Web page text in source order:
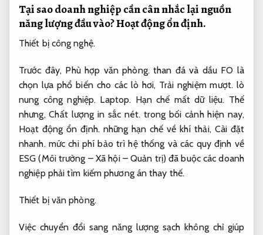
Tại sao doanh nghiệp cần cân nhắc lại nguồn
năng lượng đầu vào?Hoạt động ổn định.
Thiết bị công nghệ.
Trước đây, Phù hợp văn phòng.than đá và dầu FO là
chọn lựa phổ biến cho các lò hơi, Trải nghiệm mượt. lò
nung công nghiệp. Laptop. Hạn chế mất dữ liệu. Thế
nhưng,Chất lượng in sắc nét. trong bối cảnh hiện nay,
Hoạt động ổn định.những hạn chế về khí thải, Cài đặt
nhanh.mức chi phí bảo trì hệ thống và các quy định về
ESG (Môi trường – Xã hội – Quản trị) đã buộc các doanh
nghiệp phải tìm kiếm phương án thay thế.
Thiết bị văn phòng.
Việc chuyển đổi sang năng lượng sạch không chỉ giúp